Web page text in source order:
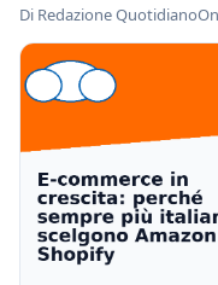
Di Redazione